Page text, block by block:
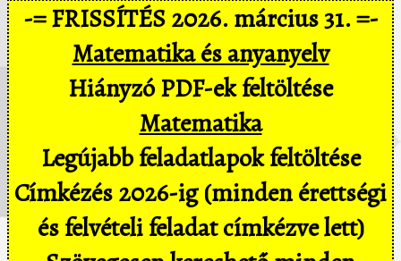
-= FRISSÍTÉS 2026. március 31. =-
Matematika és anyanyelv
Hiányzó PDF-ek feltöltése
Matematika
Legújabb feladatlapok feltöltése
Címkézés 2026-ig (minden érettségi
és felvételi feladat címkézve lett)